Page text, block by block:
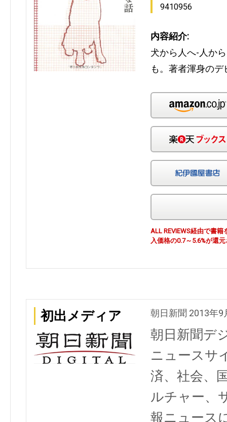
9410956
内容紹介:
犬から人へ-人か
も。著者渾身のデ
ALL REVIEWS経由で書
入価格の0.7～5.6%が還
初出メディア 朝日新聞 2013年9
朝日新聞デ
ニュースサ
済、社会、
ルチャー、
報ニュース